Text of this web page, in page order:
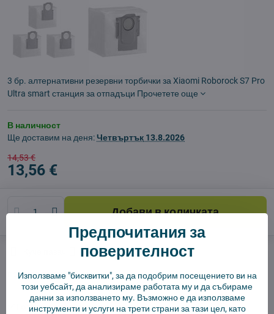
3 бр. алтернативни резервни торбички за Xiaomi Roborock S7 Pro
Ultra smart станция за отпадъци Прочетете още
В наличност
Ще доставим на деня:Четвъртък 13.8.2026
14,53 €
13,56 €
Добави в количката
Доставки
производител: Vysajto.sk
✅ Готов за изпращане веднага
Предпочитания за
поверителност
Използваме "бисквитки", за да подобрим посещението ви на
този уебсайт, да анализираме работата му и да събираме
данни за използването му. Възможно е да използваме
инструменти и услуги на трети страни за тази цел, като